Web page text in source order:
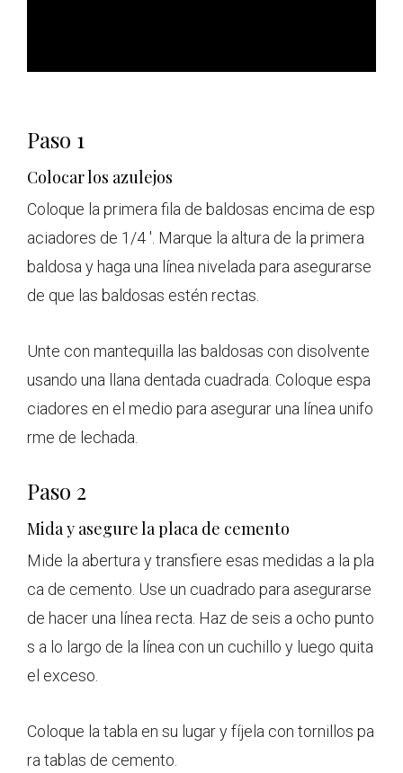
Paso 1
Colocar los azulejos
Coloque la primera fila de baldosas encima de esp
aciadores de 1/4 '. Marque la altura de la primera
baldosa y haga una línea nivelada para asegurarse
de que las baldosas estén rectas.
Unte con mantequilla las baldosas con disolvente
usando una llana dentada cuadrada. Coloque espa
ciadores en el medio para asegurar una línea unifo
rme de lechada.
Paso 2
Mida y asegure la placa de cemento
Mide la abertura y transfiere esas medidas a la pla
ca de cemento. Use un cuadrado para asegurarse
de hacer una línea recta. Haz de seis a ocho punto
s a lo largo de la línea con un cuchillo y luego quita
el exceso.
Coloque la tabla en su lugar y fíjela con tornillos pa
ra tablas de cemento.